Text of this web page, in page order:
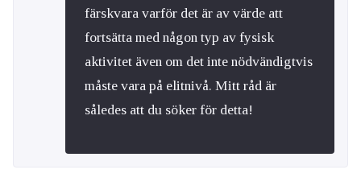
färskvara varför det är av värde att
fortsätta med någon typ av fysisk
aktivitet även om det inte nödvändigtvis
måste vara på elitnivå. Mitt råd är
således att du söker för detta!